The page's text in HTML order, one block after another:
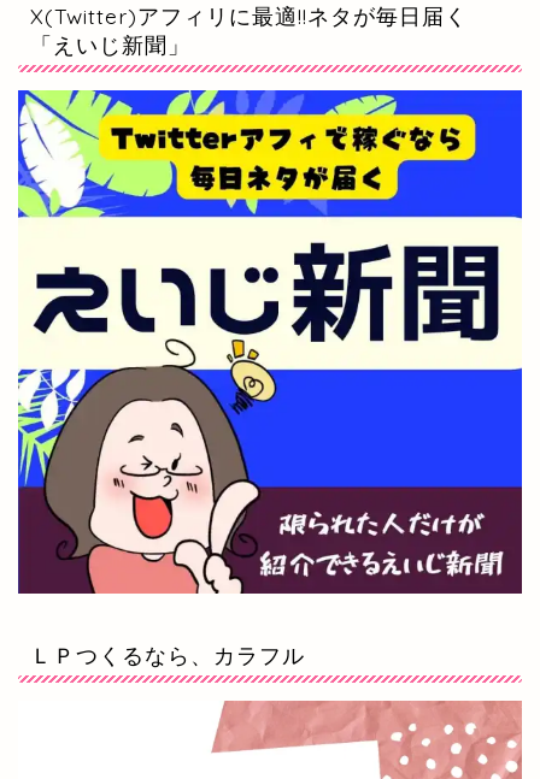
X(Twitter)アフィリに最適!!ネタが毎日届く
「えいじ新聞」
ＬＰつくるなら、カラフル